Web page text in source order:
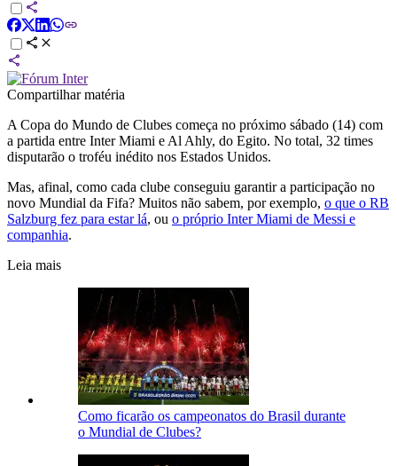
Compartilhar matéria
A Copa do Mundo de Clubes começa no próximo sábado (14) com
a partida entre Inter Miami e Al Ahly, do Egito. No total, 32 times
disputarão o troféu inédito nos Estados Unidos.
Mas, afinal, como cada clube conseguiu garantir a participação no
novo Mundial da Fifa? Muitos não sabem, por exemplo, o que o RB
Salzburg fez para estar lá, ou o próprio Inter Miami de Messi e
companhia.
Leia mais
Como ficarão os campeonatos do Brasil durante
o Mundial de Clubes?